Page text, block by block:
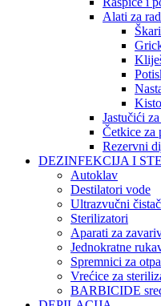
Alati za
Jastučići
Četkice za
Rezervni
DEZINFEKCIJA I
Autoklav
Destilatori vode
Ultrazvučni
Sterilizatori
Aparati za
Jednokratne
Spremnici za
Vrećice za
BARBICIDE